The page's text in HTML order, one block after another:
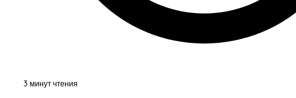
3 минут чтения